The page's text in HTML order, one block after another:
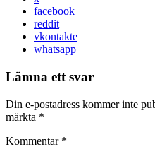
facebook
reddit
vkontakte
whatsapp
Lämna ett svar
Din e-postadress kommer inte
märkta *
Kommentar *